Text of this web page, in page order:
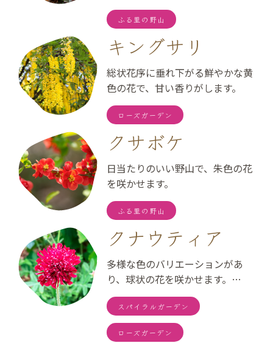
ふる里の野山
キングサリ
総状花序に垂れ下がる鮮やかな黄
色の花で、甘い香りがします。
ローズガーデン
クサボケ
日当たりのいい野山で、朱色の花
を咲かせます。
ふる里の野山
クナウティア
多様な色のバリエーションがあ
り、球状の花を咲かせます。…
スパイラルガーデン
ローズガーデン